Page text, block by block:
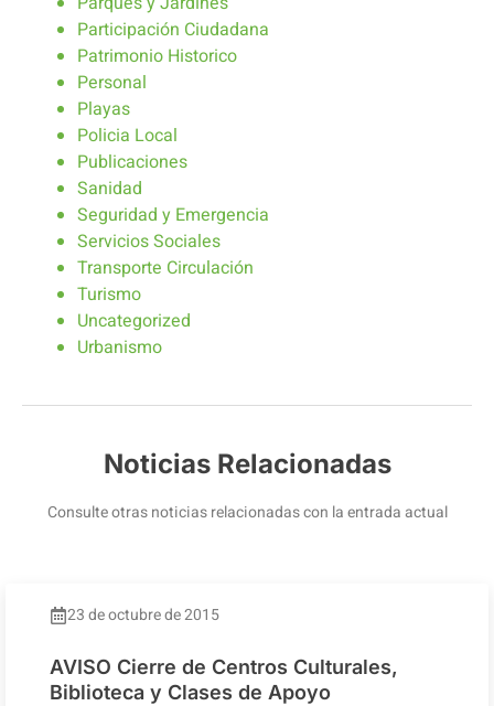
Participación Ciudadana
Patrimonio Historico
Personal
Playas
Policia Local
Publicaciones
Sanidad
Seguridad y Emergencia
Servicios Sociales
Transporte Circulación
Turismo
Uncategorized
Urbanismo
Noticias Relacionadas
Consulte otras noticias relacionadas con la entrada actual
23 de octubre de 2015
AVISO Cierre de Centros Culturales,
Biblioteca y Clases de Apoyo